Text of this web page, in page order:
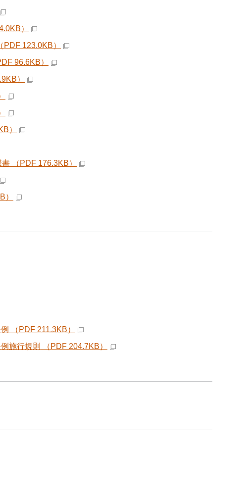
）
123.0KB）
96.6KB）
）
）
（PDF 176.3KB）
（PDF 211.3KB）
施行規則 （PDF 204.7KB）